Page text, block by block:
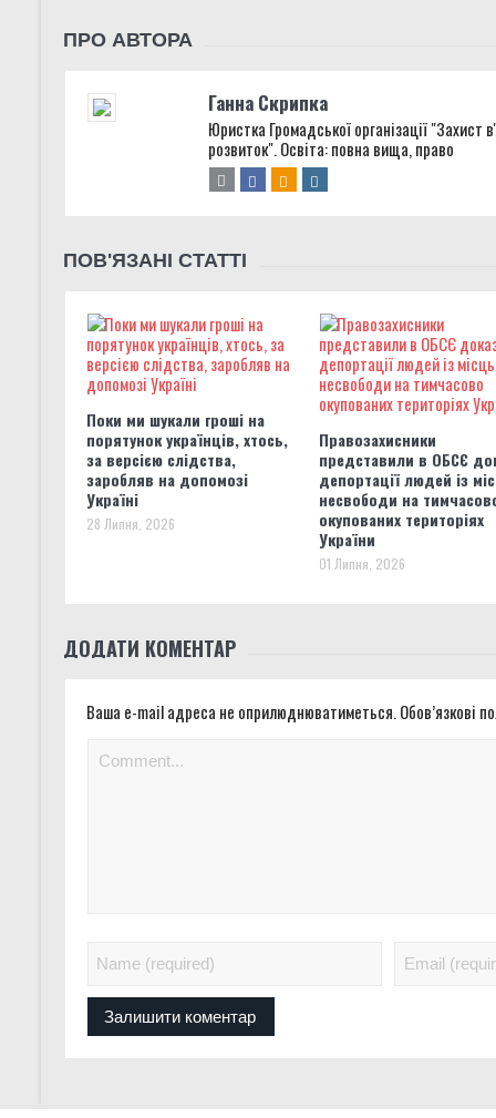
ПРО АВТОРА
Ганна Скрипка
Юристка Громадської організації
розвиток". Освіта: повна вища, право
ПОВ'ЯЗАНІ СТАТТІ
Поки ми шукали гроші на
порятунок українців, хтось,
за версією слідства,
заробляв на допомозі
Україні
28 Липня, 2026
Правозахисники
представили в ОБСЄ
депортації людей із
несвободи на
окупованих територіях
України
01 Липня, 2026
ДОДАТИ КОМЕНТАР
Ваша e-mail адреса не оприлюднюватиметься.Обов’язкові